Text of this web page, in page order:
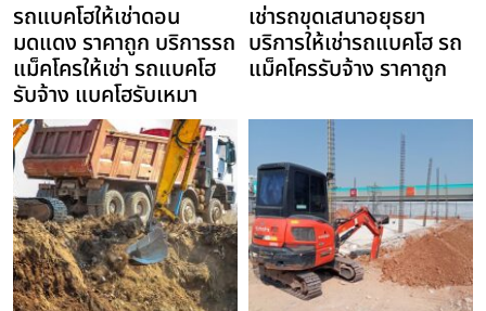
รถแบคโฮให้เช่าดอน
มดแดง ราคาถูก บริการรถ
แม็คโครให้เช่า รถแบคโฮ
รับจ้าง แบคโฮรับเหมา
เช่ารถขุดเสนาอยุธยา
บริการให้เช่ารถแบคโฮ รถ
แม็คโครรับจ้าง ราคาถูก